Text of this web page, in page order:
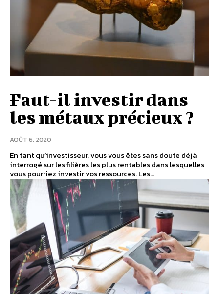
Faut-il investir dans
les métaux précieux ?
AOÛT 6, 2020
En tant qu’investisseur, vous vous êtes sans doute déjà
interrogé sur les filières les plus rentables dans lesquelles
vous pourriez investir vos ressources. Les...